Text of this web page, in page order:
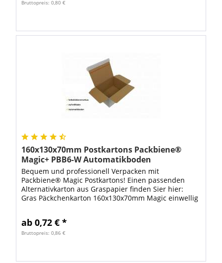
Bruttopreis: 0,80 €
160x130x70mm Postkartons Packbiene®
Magic+ PBB6-W Automatikboden
Bequem und professionell Verpacken mit
Packbiene® Magic Postkartons! Einen passenden
Alternativkarton aus Graspapier finden Sier hier:
Gras Päckchenkarton 160x130x70mm Magic einwellig
ab 0,72 € *
Bruttopreis: 0,86 €